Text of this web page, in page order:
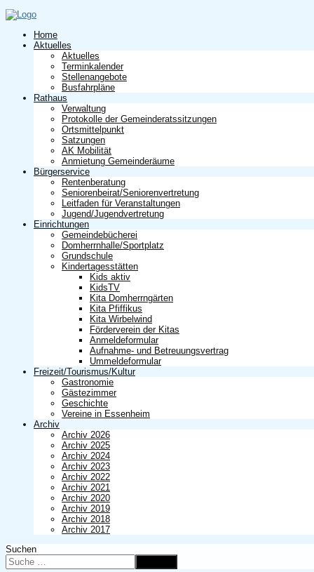
Home
Aktuelles
Aktuelles
Terminkalender
Stellenangebote
Busfahrpläne
Rathaus
Verwaltung
Protokolle der Gemeinderatssitzungen
Ortsmittelpunkt
Satzungen
AK Mobilität
Anmietung Gemeinderäume
Bürgerservice
Rentenberatung
Seniorenbeirat/Seniorenvertretung
Leitfaden für Veranstaltungen
Jugend/Jugendvertretung
Einrichtungen
Gemeindebücherei
Domherrnhalle/Sportplatz
Grundschule
Kindertagesstätten
Kids aktiv
KidsTV
Kita Domherrngärten
Kita Pfiffikus
Kita Wirbelwind
Förderverein der Kitas
Anmeldeformular
Aufnahme- und Betreuungsvertrag
Ummeldeformular
Freizeit/Tourismus/Kultur
Gastronomie
Gästezimmer
Geschichte
Vereine in Essenheim
Archiv
Archiv 2026
Archiv 2025
Archiv 2024
Archiv 2023
Archiv 2022
Archiv 2021
Archiv 2020
Archiv 2019
Archiv 2018
Archiv 2017
Suchen